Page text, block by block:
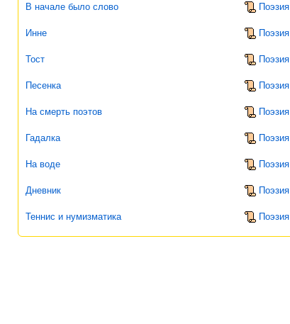
В начале было слово Поэзия
Инне Поэзия
Тост Поэзия
Песенка Поэзия
На смерть поэтов Поэзия
Гадалка Поэзия
На воде Поэзия
Дневник Поэзия
Теннис и нумизматика Поэзия